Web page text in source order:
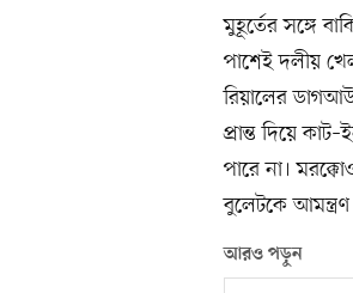
মুহূর্তের সঙ্গে
পাশেই দলীয়
রিয়ালের
প্রান্ত দিয়ে
পারে না।
বুলেটকে
আরও পড়ুন